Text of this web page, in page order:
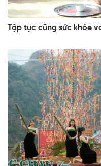
Tập tục cũng sức khỏe